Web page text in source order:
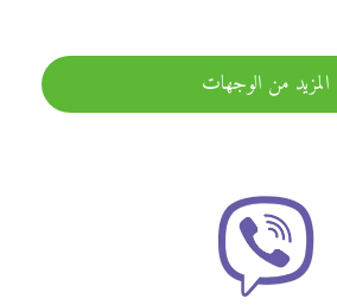
المزيد من الوجهات